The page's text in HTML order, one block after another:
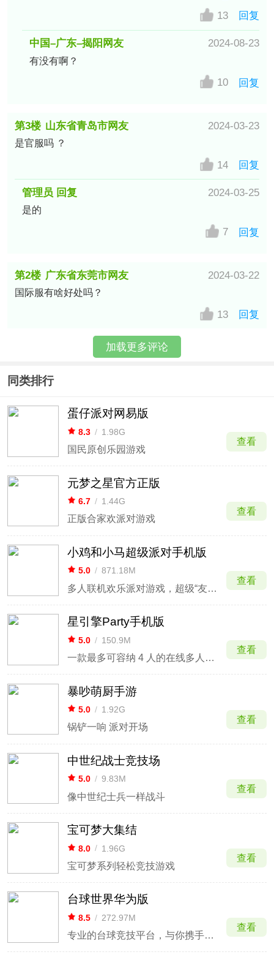
13 回复
中国–广东–揭阳网友 2024-08-23
有没有啊？
10 回复
第3楼 山东省青岛市网友 2024-03-23
是官服吗 ？
14 回复
管理员 回复 2024-03-25
是的
7 回复
第2楼 广东省东莞市网友 2024-03-22
国际服有啥好处吗？
13 回复
加载更多评论
同类排行
蛋仔派对网易版
8.3 / 1.98G
国民原创乐园游戏
查看
元梦之星官方正版
6.7 / 1.44G
正版合家欢派对游戏
查看
小鸡和小马超级派对手机版
5.0 / 871.18M
多人联机欢乐派对游戏，超级“友情粉碎机”。
查看
星引擎Party手机版
5.0 / 150.9M
一款最多可容纳 4 人的在线多人派对游戏
查看
暴吵萌厨手游
5.0 / 1.92G
锅铲一响 派对开场
查看
中世纪战士竞技场
5.0 / 9.83M
像中世纪士兵一样战斗
查看
宝可梦大集结
8.0 / 1.96G
宝可梦系列轻松竞技游戏
查看
台球世界华为版
8.5 / 272.97M
专业的台球竞技平台，与你携手前行！
查看